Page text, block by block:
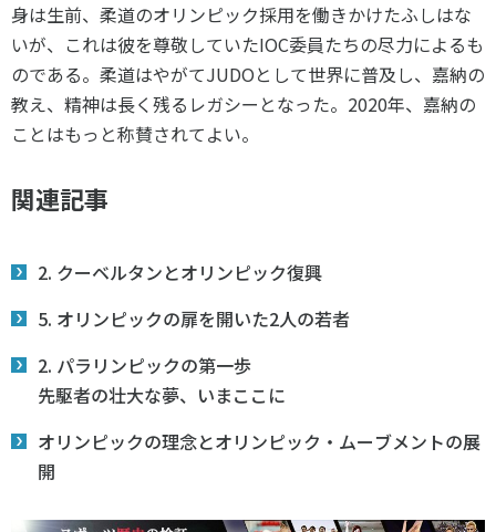
身は生前、柔道のオリンピック採用を働きかけたふしはな
いが、これは彼を尊敬していたIOC委員たちの尽力によるも
のである。柔道はやがてJUDOとして世界に普及し、嘉納の
教え、精神は長く残るレガシーとなった。2020年、嘉納の
ことはもっと称賛されてよい。
関連記事
2. クーベルタンとオリンピック復興
5. オリンピックの扉を開いた2人の若者
2. パラリンピックの第一歩
先駆者の壮大な夢、いまここに
オリンピックの理念とオリンピック・ムーブメントの展
開